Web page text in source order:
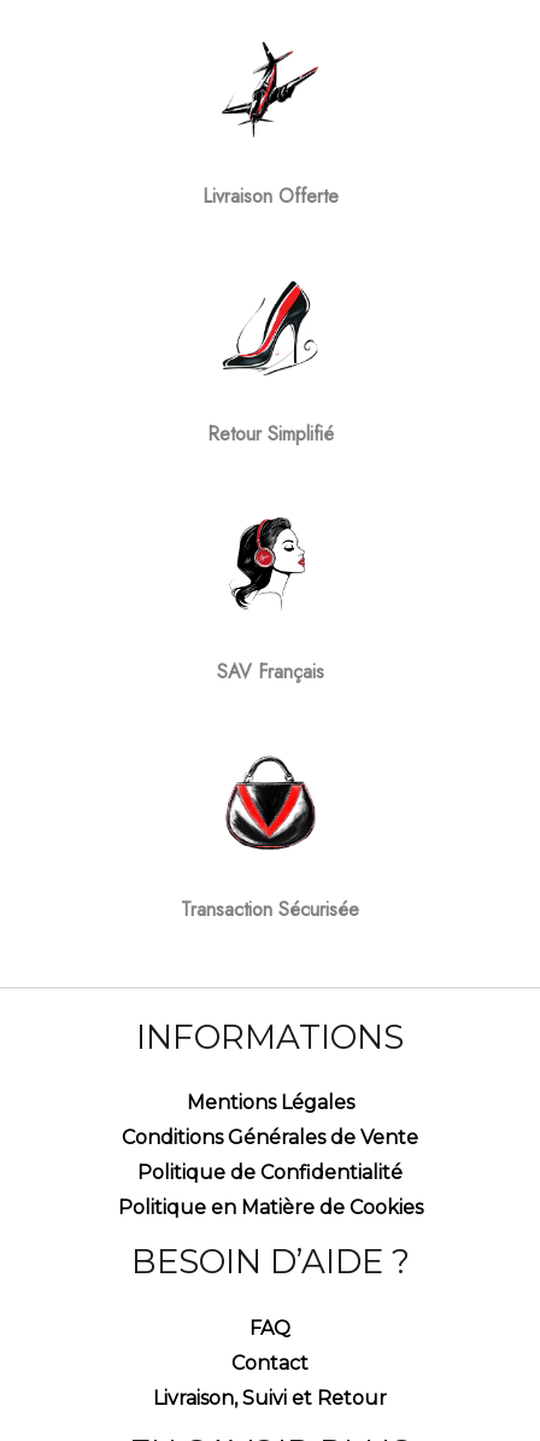
Livraison Offerte
Retour Simplifié
SAV Français
Transaction Sécurisée
INFORMATIONS
Mentions Légales
Conditions Générales de Vente
Politique de Confidentialité
Politique en Matière de Cookies
BESOIN D’AIDE ?
FAQ
Contact
Livraison, Suivi et Retour